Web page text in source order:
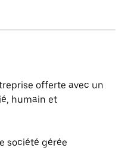
offerte avec un
humain et
société gérée